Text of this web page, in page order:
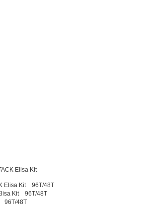
Elisa Kit
Elisa Kit 96T/48T
Kit 96T/48T
96T/48T